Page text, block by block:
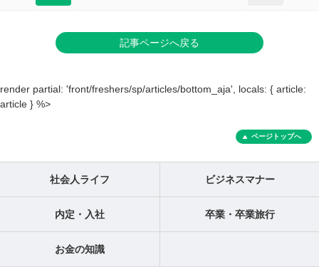
記事ページへ戻る
render partial: 'front/freshers/sp/articles/bottom_aja', locals: { article:
article } %>
ページトップへ
社会人ライフ ビジネスマナー
内定・入社 卒業・卒業旅行
お金の知識